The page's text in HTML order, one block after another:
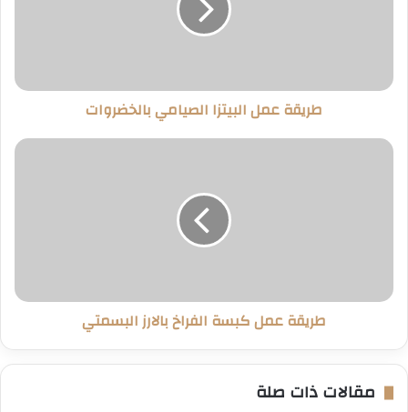
طريقة عمل البيتزا الصيامي بالخضروات
طريقة
طريقة عمل كبسة الفراخ بالارز البسمتي
مقالات ذات صلة